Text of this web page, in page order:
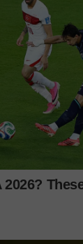
tangga
majlis pada
meninggal
itu
cahaya mata.
itsnoraariffin
untuk info
diFacebook,